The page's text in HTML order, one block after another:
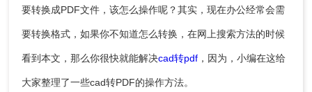
要转换成PDF文件，该怎么操作呢？其实，现在办公经常会需
要转换格式，如果你不知道怎么转换，在网上搜索方法的时候
看到本文，那么你很快就能解决cad转pdf ，因为，小编在这给
大家整理了一些cad转PDF的操作方法。